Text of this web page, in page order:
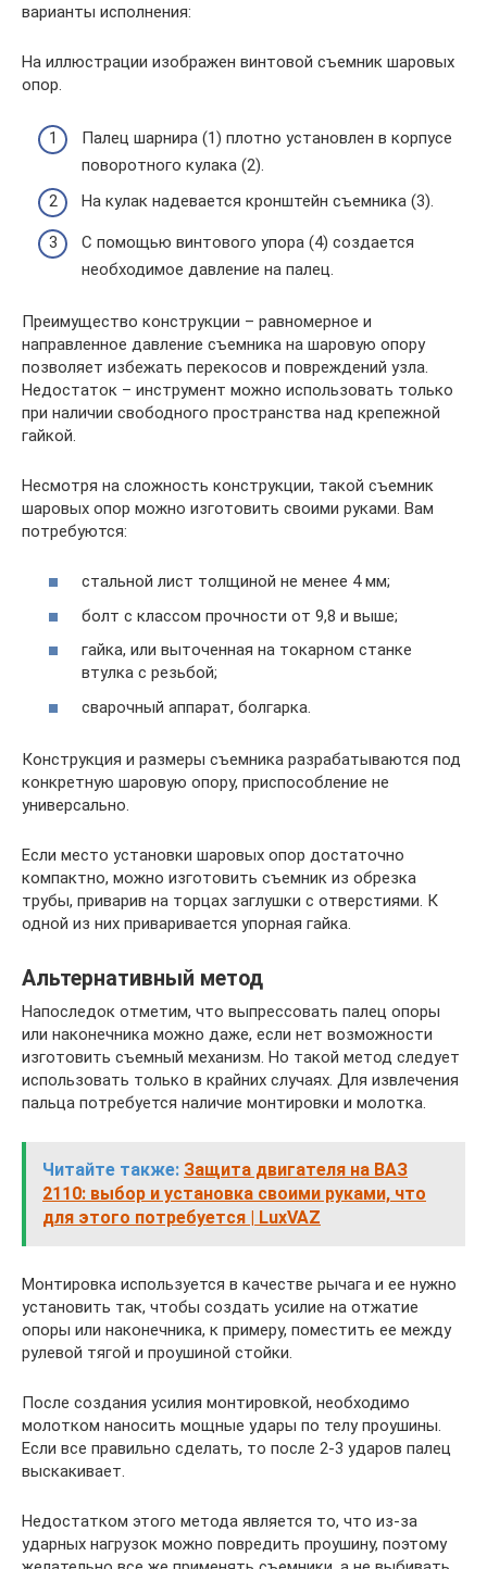
варианты исполнения:
На иллюстрации изображен винтовой съемник шаровых
опор.
Палец шарнира (1) плотно установлен в корпусе
поворотного кулака (2).
На кулак надевается кронштейн съемника (3).
C помощью винтового упора (4) создается
необходимое давление на палец.
Преимущество конструкции – равномерное и
направленное давление съемника на шаровую опору
позволяет избежать перекосов и повреждений узла.
Недостаток – инструмент можно использовать только
при наличии свободного пространства над крепежной
гайкой.
Несмотря на сложность конструкции, такой съемник
шаровых опор можно изготовить своими руками. Вам
потребуются:
стальной лист толщиной не менее 4 мм;
болт с классом прочности от 9,8 и выше;
гайка, или выточенная на токарном станке
втулка с резьбой;
сварочный аппарат, болгарка.
Конструкция и размеры съемника разрабатываются под
конкретную шаровую опору, приспособление не
универсально.
Если место установки шаровых опор достаточно
компактно, можно изготовить съемник из обрезка
трубы, приварив на торцах заглушки с отверстиями. К
одной из них приваривается упорная гайка.
Альтернативный метод
Напоследок отметим, что выпрессовать палец опоры
или наконечника можно даже, если нет возможности
изготовить съемный механизм. Но такой метод следует
использовать только в крайних случаях. Для извлечения
пальца потребуется наличие монтировки и молотка.
Читайте также: Защита двигателя на ВАЗ
2110: выбор и установка своими руками, что
для этого потребуется | LuxVAZ
Монтировка используется в качестве рычага и ее нужно
установить так, чтобы создать усилие на отжатие
опоры или наконечника, к примеру, поместить ее между
рулевой тягой и проушиной стойки.
После создания усилия монтировкой, необходимо
молотком наносить мощные удары по телу проушины.
Если все правильно сделать, то после 2-3 ударов палец
выскакивает.
Недостатком этого метода является то, что из-за
ударных нагрузок можно повредить проушину, поэтому